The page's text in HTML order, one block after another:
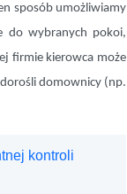
sposób umożliwiamy
do wybranych pokoi,
firmie kierowca może
domownicy (np.
kontroli